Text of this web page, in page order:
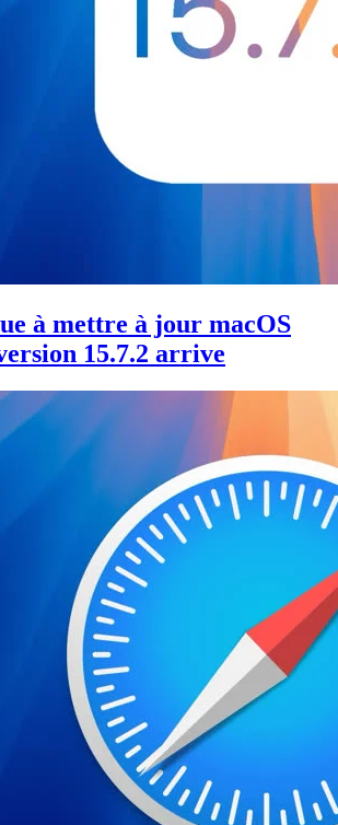
à mettre à jour macOS
15.7.2 arrive